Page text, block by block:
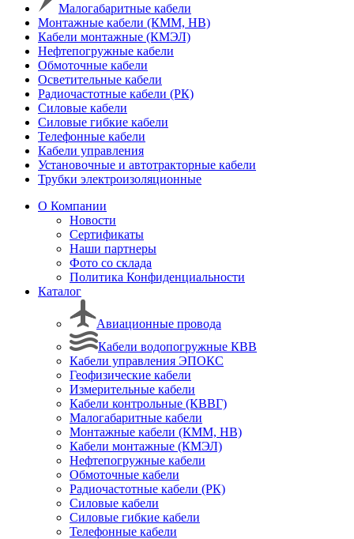
Малогабаритные кабели
Монтажные кабели (КММ, НВ)
Кабели монтажные (КМЭЛ)
Нефтепогружные кабели
Обмоточные кабели
Осветительные кабели
Радиочастотные кабели (РК)
Силовые кабели
Силовые гибкие кабели
Телефонные кабели
Кабели управления
Установочные и автотракторные кабели
Трубки электроизоляционные
О Компании
Новости
Сертификаты
Наши партнеры
Фото со склада
Политика Конфиденциальности
Каталог
Авиационные провода
Кабели водопогружные КВВ
Кабели управления ЭПОКС
Геофизические кабели
Измерительные кабели
Кабели контрольные (КВВГ)
Малогабаритные кабели
Монтажные кабели (КММ, НВ)
Кабели монтажные (КМЭЛ)
Нефтепогружные кабели
Обмоточные кабели
Радиочастотные кабели (РК)
Силовые кабели
Силовые гибкие кабели
Телефонные кабели